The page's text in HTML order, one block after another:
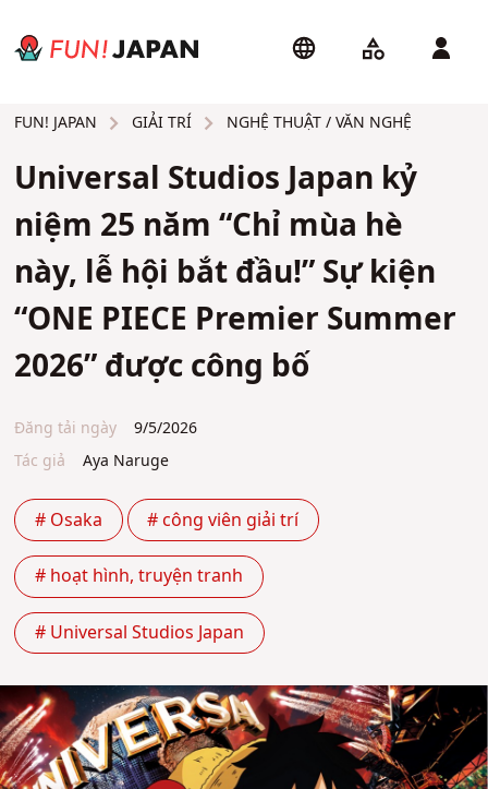
FUN! JAPAN GIẢI TRÍ NGHỆ THUẬT / VĂN NGHỆ
Universal Studios Japan kỷ
niệm 25 năm “Chỉ mùa hè
này, lễ hội bắt đầu!” Sự kiện
“ONE PIECE Premier Summer
2026” được công bố
Đăng tải ngày
9/5/2026
Tác giả
Aya Naruge
# Osaka # công viên giải trí
# hoạt hình, truyện tranh
# Universal Studios Japan